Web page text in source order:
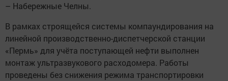
– Набережные Челны.
В рамках строящейся системы компаундирования на
линейной производственно-диспетчерской станции
«Пермь» для учёта поступающей нефти выполнен
монтаж ультразвукового расходомера. Работы
проведены без снижения режима транспортировки